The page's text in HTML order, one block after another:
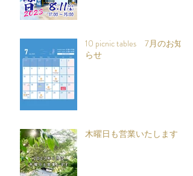
10 picnic tables 7月のお知
らせ
木曜日も営業いたします